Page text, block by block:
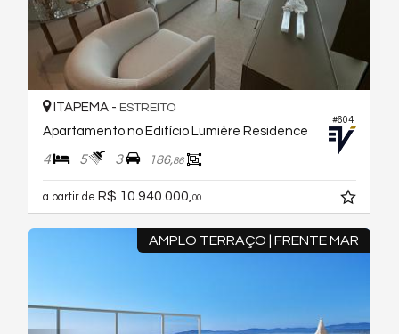
#604
ITAPEMA - ESTREITO
Apartamento no Edifício Lumière Residence
4 5 3 186,86
a partir de R$ 10.940.000, 00
AMPLO TERRAÇO | FRENTE MAR